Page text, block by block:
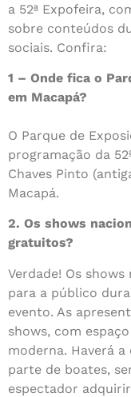
a 52ª Expofeira,
sobre conteúdos
sociais. Confira:
1 – Onde fica o
em Macapá?
O Parque de
programação da
Chaves Pinto
Macapá.
2. Os shows
gratuitos?
Verdade! Os
para a público
evento. As
shows, com
moderna. Haverá
parte de boates,
espectador